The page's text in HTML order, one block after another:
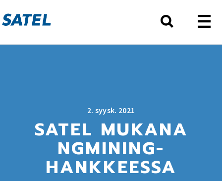
2. syysk. 2021
SATEL MUKANA
NGMINING-
HANKKEESSA